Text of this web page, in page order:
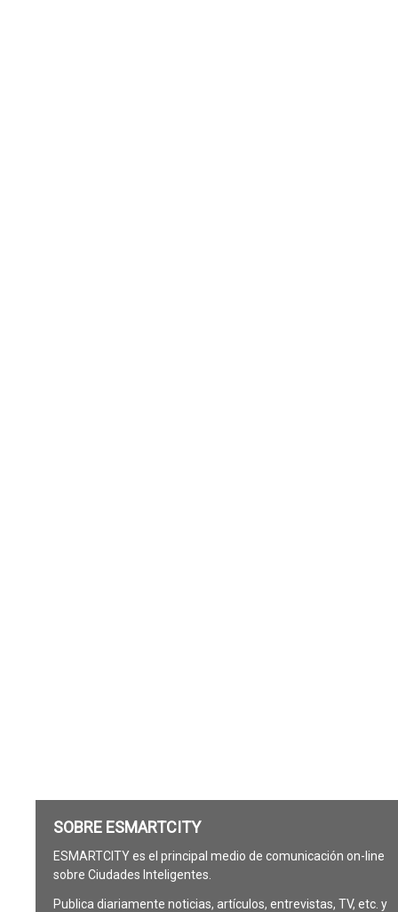
SOBRE ESMARTCITY
ESMARTCITY es el principal medio de comunicación on-line
sobre Ciudades Inteligentes.
Publica diariamente noticias, artículos, entrevistas, TV, etc. y